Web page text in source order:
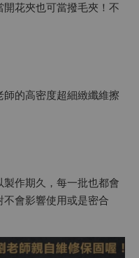
花夾也可當撥毛夾！不
師的高密度超細緻纖維擦
作期久，每一批也都會
會影響使用或是密合